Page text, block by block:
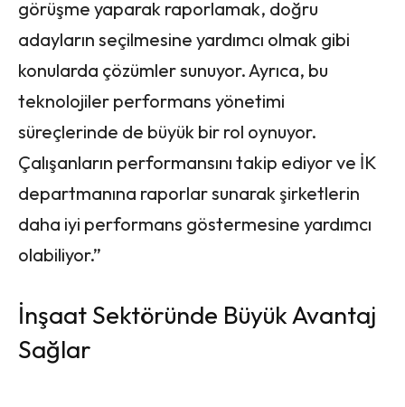
görüşme yaparak raporlamak, doğru
adayların seçilmesine yardımcı olmak gibi
konularda çözümler sunuyor. Ayrıca, bu
teknolojiler performans yönetimi
süreçlerinde de büyük bir rol oynuyor.
Çalışanların performansını takip ediyor ve İK
departmanına raporlar sunarak şirketlerin
daha iyi performans göstermesine yardımcı
olabiliyor.”
İnşaat Sektöründe Büyük Avantaj
Sağlar